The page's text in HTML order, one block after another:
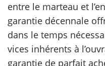
entre le marteau et
garantie décennale
dans le temps
vices inhérents à
garantie de parfait